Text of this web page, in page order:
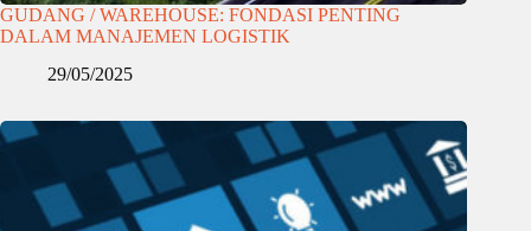
GUDANG / WAREHOUSE: FONDASI PENTING
DALAM MANAJEMEN LOGISTIK
29/05/2025